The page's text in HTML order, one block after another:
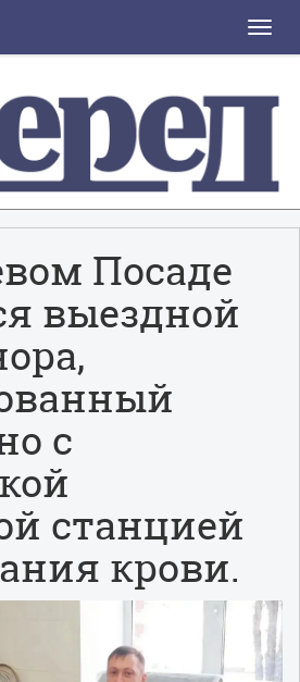
Toggle
Посаде
выездной
с
станцией
крови.